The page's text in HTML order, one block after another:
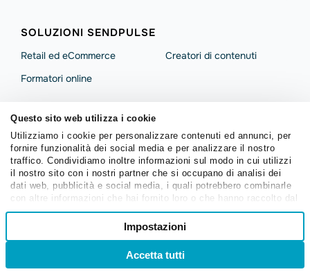
Questo sito web utilizza i cookie
Utilizziamo i cookie per personalizzare contenuti ed annunci, per
fornire funzionalità dei social media e per analizzare il nostro
traffico. Condividiamo inoltre informazioni sul modo in cui utilizzi
il nostro sito con i nostri partner che si occupano di analisi dei
dati web, pubblicità e social media, i quali potrebbero combinarle
con altre informazioni che hai fornito loro o che hanno raccolto dal
tuo utilizzo dei loro servizi.
Selezione
consenso
Preferenze
Impostazioni
Accetta tutti
SOLUZIONI SENDPULSE
Retail ed eCommerce
Formatori online
Сreatori di contenuti
Costruttore di chatbot
visivo
Chatbot per Instagram
Chatbot di TikTok
Chatbot per WhatsApp
Generatore di codici QR
WhatsApp
Chatbot di Viber
Chatbot per Facebook
Chatbot per Telegram
chatbot